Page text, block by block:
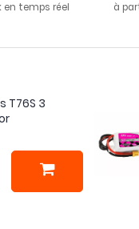
en temps réel
à
T76S 3